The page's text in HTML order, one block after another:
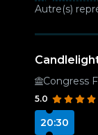
Autre(s)
Congress
5.0
20:30